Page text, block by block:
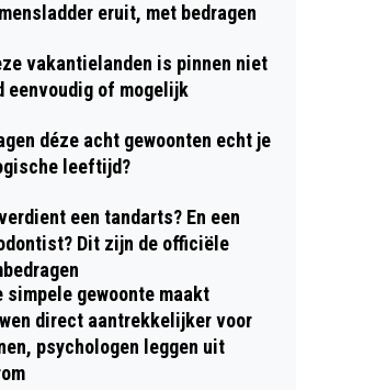
eruit, met bedragen
vakantielanden is pinnen niet
eenvoudig of mogelijk
déze acht gewoonten echt je
leeftijd?
een tandarts? En een
Dit zijn de officiële
simpele gewoonte maakt
direct aantrekkelijker voor
psychologen leggen uit